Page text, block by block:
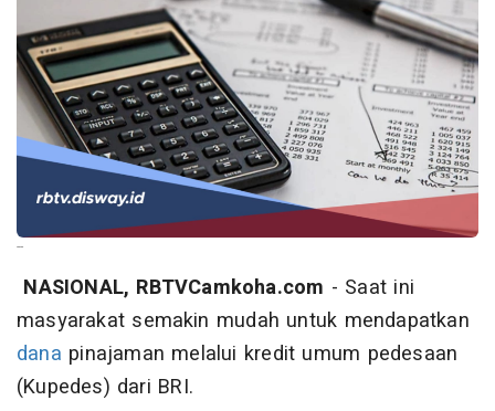
--
NASIONAL, RBTVCamkoha.com - Saat ini
masyarakat semakin mudah untuk mendapatkan
dana pinajaman melalui kredit umum pedesaan
(Kupedes) dari BRI.